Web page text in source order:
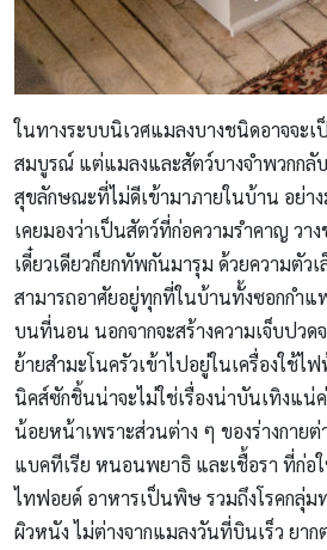
ในทางระบบนิเวศแมลงบางชนิดอาจจะ
สมบูรณ์ แต่แมลงและสัตว์บางจำพวกกลั
สุขลักษณะที่ไม่ดีเข้ามาภายในบ้าน อย่าง
เคยมองว่าเป็นสัตว์ที่ก่อความรำคาญ วา
เดี๋ยวเดียวก็ยกทัพกันมารุม ด้วยความตัว
สามารถอาศัยอยู่ทุกที่ในบ้านทั้งซอกกำแ
บนที่นอน นอกจากจะสร้างความเจ็บปวด
ย้ายสํามะโนครัวเข้าไปอยู่ในเครื่องใช้
นิคส์ซักชิ้นน่าจะไม่ใช่เรื่องน่าบันเทิงแน่
น้อยหน้าเพราะส่วนต่าง ๆ ของร่างกายต่
แบคทีเรีย หนอนพยาธิ และเชื้อรา ที่ก่อใ
ไทฟอยด์ อาหารเป็นพิษ รวมถึงโรคกลุ่ม
ผิวหนัง ไม่ต่างจากแมลงวันที่บินเร็ว ยาก